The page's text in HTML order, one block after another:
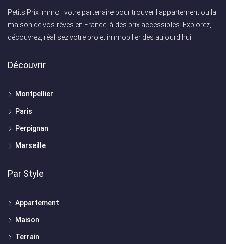
Petits Prix Immo : votre partenaire pour trouver l'appartement ou la
maison de vos rêves en France, à des prix accessibles. Explorez,
découvrez, réalisez votre projet immobilier dès aujourd'hui.
Découvrir
Montpellier
Paris
Perpignan
Marseille
Par Style
Appartement
Maison
Terrain